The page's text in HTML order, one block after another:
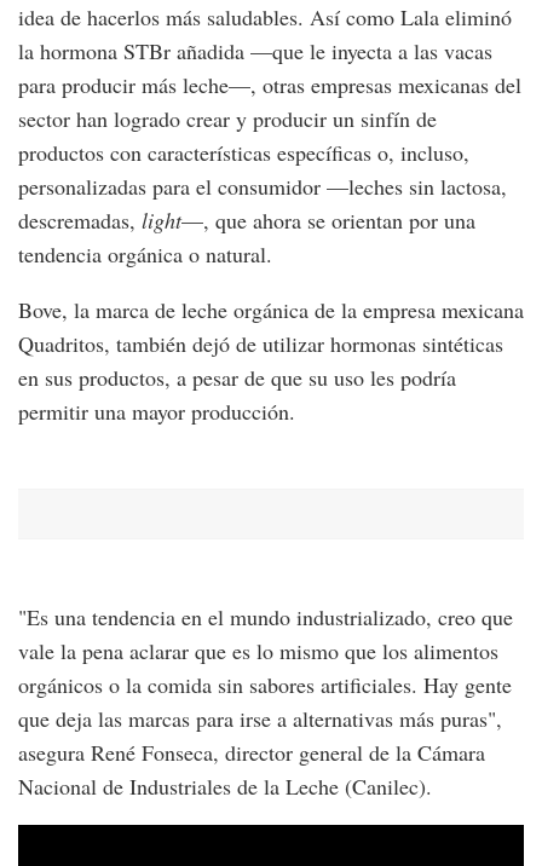
idea de hacerlos más saludables. Así como Lala eliminó
la hormona STBr añadida —que le inyecta a las vacas
para producir más leche—, otras empresas mexicanas del
sector han logrado crear y producir un sinfín de
productos con características específicas o, incluso,
personalizadas para el consumidor —leches sin lactosa,
descremadas, light—, que ahora se orientan por una
tendencia orgánica o natural.
Bove, la marca de leche orgánica de la empresa mexicana
Quadritos, también dejó de utilizar hormonas sintéticas
en sus productos, a pesar de que su uso les podría
permitir una mayor producción.
"Es una tendencia en el mundo industrializado, creo que
vale la pena aclarar que es lo mismo que los alimentos
orgánicos o la comida sin sabores artificiales. Hay gente
que deja las marcas para irse a alternativas más puras",
asegura René Fonseca, director general de la Cámara
Nacional de Industriales de la Leche (Canilec).